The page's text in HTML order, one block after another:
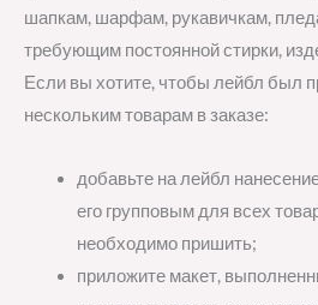
шапкам, шарфам, рукавичкам,
требующим постоянной стирки,
Если вы хотите, чтобы лейбл был
нескольким товарам в заказе:
добавьте на лейбл
его групповым для всех
необходимо пришить;
приложите макет,